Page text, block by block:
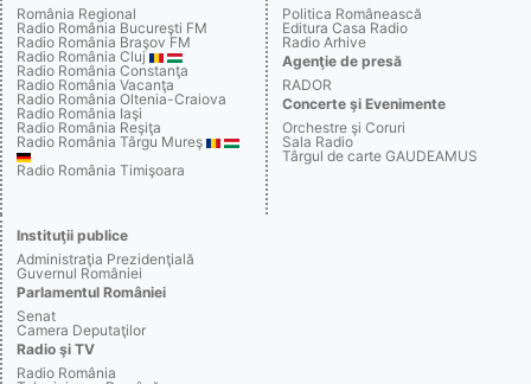
România Regional
Radio România Bucureşti FM
Radio România Braşov FM
Radio România Cluj
Radio România Constanţa
Radio România Vacanţa
Radio România Oltenia-Craiova
Radio România Iaşi
Radio România Reşiţa
Radio România Târgu Mureş
Radio România Timişoara
Politica Românească
Editura Casa Radio
Radio Arhive
Agenţie de presă
RADOR
Concerte şi Evenimente
Orchestre şi Coruri
Sala Radio
Târgul de carte GAUDEAMUS
Instituţii publice
Administraţia Prezidenţială
Guvernul României
Parlamentul României
Senat
Camera Deputaţilor
Radio şi TV
Radio România